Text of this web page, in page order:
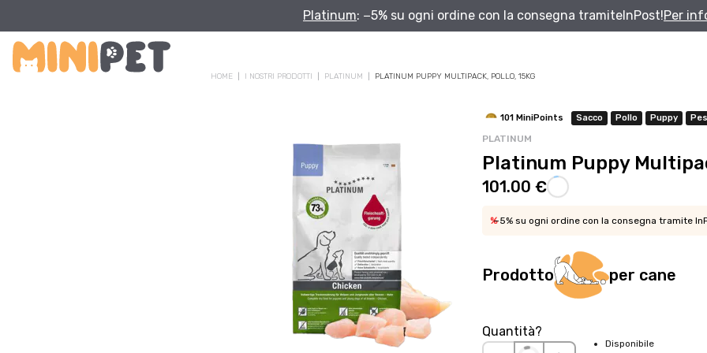
Platinum: −5% su ogni ordine con la consegna tramiteInPost!Per
HOME I NOSTRI PRODOTTI PLATINUM PLATINUM PUPPY MULTIPACK, POLLO, 15KG
101 MiniPoints Sacco Pollo Puppy
PLATINUM
Platinum Puppy
101.00 €
%−5% su ogni ordine con la consegna tramite
Prodotto per cane
Quantità?
Disponibile
Solo per te: -5% su Platinum
Aggiungi un prodotto Platinum al carrello e ricevi il 5 %di sconto,
con spedizione tramite